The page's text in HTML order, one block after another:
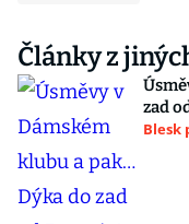
Články z
zad
Blesk